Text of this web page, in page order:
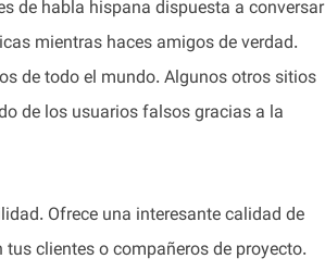
de habla hispana dispuesta a conversar
mientras haces amigos de verdad.
de todo el mundo. Algunos otros sitios
de los usuarios falsos gracias a la
Ofrece una interesante calidad de
clientes o compañeros de proyecto.